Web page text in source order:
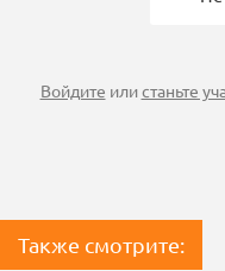
Войдите илистаньте
Также смотрите: